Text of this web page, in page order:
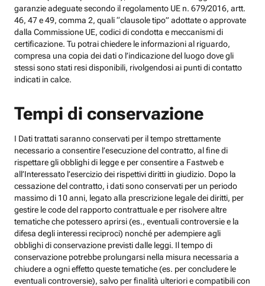
garanzie adeguate secondo il regolamento UE n. 679/2016, artt.
46, 47 e 49, comma 2, quali “clausole tipo” adottate o approvate
dalla Commissione UE, codici di condotta e meccanismi di
certificazione. Tu potrai chiedere le informazioni al riguardo,
compresa una copia dei dati o l’indicazione del luogo dove gli
stessi sono stati resi disponibili, rivolgendosi ai punti di contatto
indicati in calce.
Tempi di conservazione
I Dati trattati saranno conservati per il tempo strettamente
necessario a consentire l’esecuzione del contratto, al fine di
rispettare gli obblighi di legge e per consentire a Fastweb e
all’Interessato l’esercizio dei rispettivi diritti in giudizio. Dopo la
cessazione del contratto, i dati sono conservati per un periodo
massimo di 10 anni, legato alla prescrizione legale dei diritti, per
gestire le code del rapporto contrattuale e per risolvere altre
tematiche che potessero aprirsi (es., eventuali controversie e la
difesa degli interessi reciproci) nonché per adempiere agli
obblighi di conservazione previsti dalle leggi. Il tempo di
conservazione potrebbe prolungarsi nella misura necessaria a
chiudere a ogni effetto queste tematiche (es. per concludere le
eventuali controversie), salvo per finalità ulteriori e compatibili con